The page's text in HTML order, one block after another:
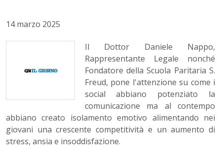
14 marzo 2025
Il Dottor Daniele Nappo,
Rappresentante Legale nonché
Fondatore della Scuola Paritaria S.
Freud, pone l'attenzione su come i
social abbiano potenziato la
comunicazione ma al contempo
abbiano creato isolamento emotivo alimentando nei
giovani una crescente competitività e un aumento di
stress, ansia e insoddisfazione.